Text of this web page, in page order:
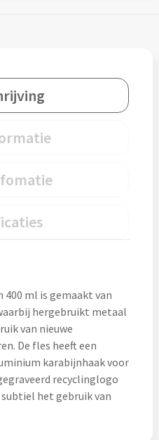
400 ml is gemaakt van
hergebruikt metaal
van nieuwe
De fles heeft een
karabijnhaak voor
recyclinglogo
het gebruik van